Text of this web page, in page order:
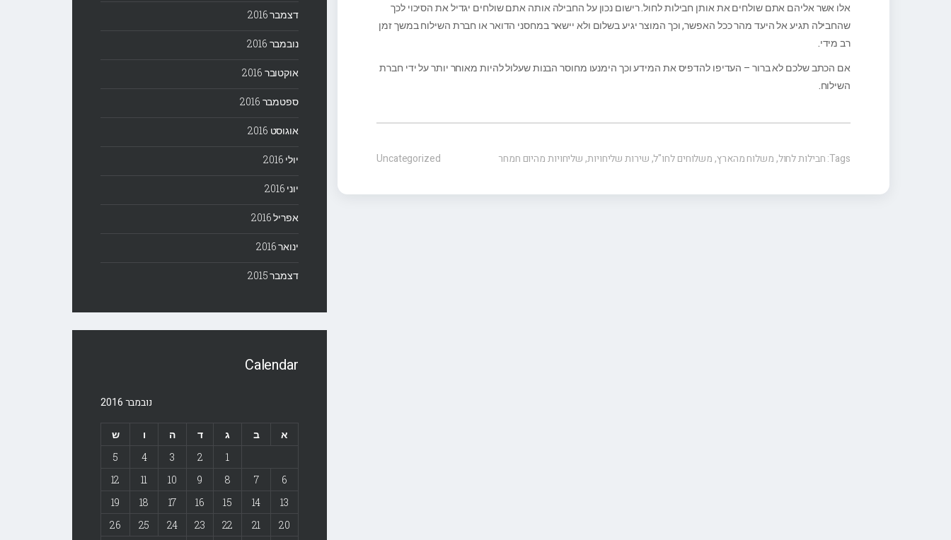
אלו אשר אליהם אתם שולחים את אותן חבילות לחול. רישום נכון על החבילה אותה אתם שולחים יגדיל את הסיכוי לכך
שהחבילה תגיע אל היעד מהר ככל האפשר, וכך המוצר יגיע בשלום ולא יישאר במחסני הדואר או חברת השילוח במשך זמן
רב מידי.
אם הכתב שלכם לא ברור – העדיפו להדפיס את המידע וכך הימנעו מחוסר הבנות שעלול להיות מאוחר יותר על ידי חברת
השילוח.
Uncategorized Tags: חבילות לחול,משלוח מהארץ,משלוחים לחו"ל,שירות שליחויות,שליחויות מהיום חמחר
דצמבר 2016
נובמבר 2016
אוקטובר 2016
ספטמבר 2016
אוגוסט 2016
יולי 2016
יוני 2016
אפריל 2016
ינואר 2016
דצמבר 2015
Calendar
נובמבר 2016
א ב ג ד ה ו
ש
1
2
3
4
5
6
7
8
9
10
11
12
13
14
15
16
17
18
19
20
21
22
23
24
25
26